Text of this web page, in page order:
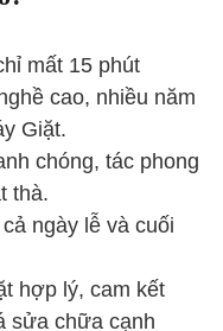
mất 15 phút
cao, nhiều năm
Giặt.
chóng, tác phong
thà.
ngày lễ và cuối
hợp lý, cam kết
sửa chữa cạnh